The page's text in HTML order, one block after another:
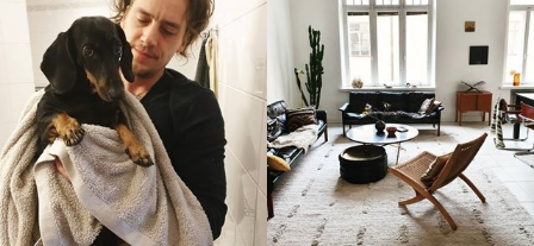
stellaharasek stellaharasek